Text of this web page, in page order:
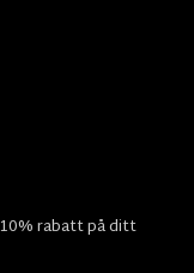
rabatt på ditt